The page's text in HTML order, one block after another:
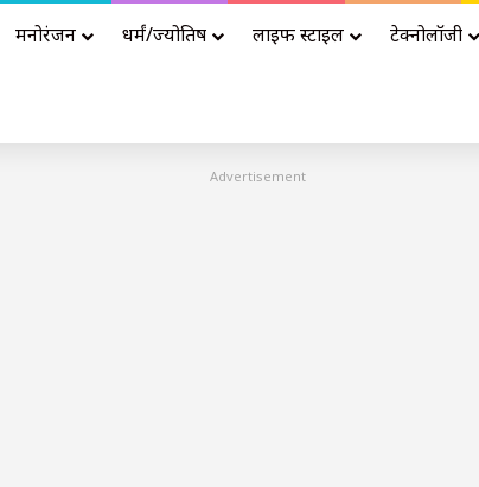
मनोरंजन धर्मं/ज्योतिष लाइफ स्टाइल टेक्नोलॉजी
Advertisement